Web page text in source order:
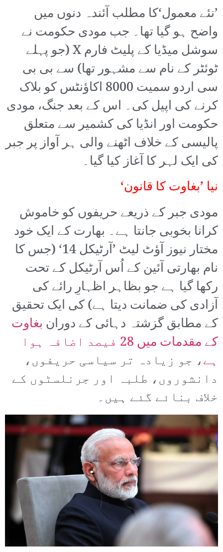
’نئے معمول‘کا مطلب آئندہ دنوں میں
واضح ہو گیا تھا۔ جب مودی حکومت نے
سوشل میڈیا کے پلیٹ فارم X (جو پہلے
ٹوئٹر کے نام سے مشہور تھا) سے بی بی
سی اردو سمیت 8000 اکاؤنٹس کو بلاک
کرنے کی اپیل کی۔ اس کے بعد جنگ، مودی
حکومت اور انڈیا کی کشمیر سے متعلق
پالیسی کے خلاف اٹھنے والی ہر آواز پر جبر
کی ایک لہر کا آغاز کیا گیا۔
نیا ’بغاوت کا قانون‘
مودی جبر کے ذریعے حریفوں کو خاموش
کرانا بخوبی جانتا ہے۔ بھارت کے ایک خود
مختار نیوز آؤٹ لیٹ ’آرٹیکل 14‘ (جس کا
نام بھارتی آئین کے اُس آرٹیکل کے تحت
رکھا گیا ہے جو بظاہر اظہارِ رائے کی
آزادی کی ضمانت دیتا ہے) کی ایک تحقیق
کے مطابق گزشتہ دہائی کے دوران بغاوت
کے مقدمات میں 28 فیصد اضافہ ہوا
ہے، جو زیادہ تر سیاسی حریفوں،
دانشوروں، طلبہ اور جرنلسٹوں کے
خلاف بنائے گئے ہیں۔